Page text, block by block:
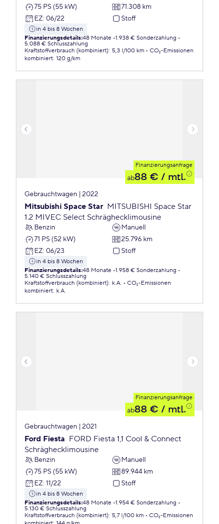
75 PS (55 kW)
71.308 km
EZ: 06/22 Stoff
in 4 bis 8 Wochen
Finanzierungsdetails:48 Monate 1.938 € Sonderzahlung
5.088 € Schlusszahlung
Kraftstoffverbrauch (kombiniert): 5,3 l/100 km
CO₂-Emissionen
kombiniert: 120 g/km
Finanzierungsanfrage
ab88 € / mtl.
Gebrauchtwagen | 2022
Mitsubishi Space Star MITSUBISHI Space Star
1.2 MIVEC Select Schräghecklimousine
Benzin
Manuell
71 PS (52 kW)
25.796 km
EZ: 06/23 Stoff
in 4 bis 8 Wochen
Finanzierungsdetails:48 Monate 1.958 € Sonderzahlung
5.140 € Schlusszahlung
Kraftstoffverbrauch (kombiniert): k.A.
CO₂-Emissionen
kombiniert: k.A.
Finanzierungsanfrage
ab88 € / mtl.
Gebrauchtwagen | 2021
Ford Fiesta FORD Fiesta 1,1 Cool & Connect
Schräghecklimousine
Benzin
Manuell
75 PS (55 kW)
89.944 km
EZ: 11/22 Stoff
in 4 bis 8 Wochen
Finanzierungsdetails:48 Monate 1.954 € Sonderzahlung
5.130 € Schlusszahlung
Kraftstoffverbrauch (kombiniert): 5,7 l/100 km
CO₂-Emissionen